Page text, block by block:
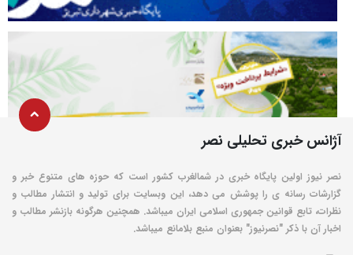
آژانس خبری تحلیلی نصر
نصر نیوز اولین پایگاه خبری در شمالغرب کشور است که حوزه های متنوع خبر و
گزارشات رسانه ی را پوشش می دهد، این وبسایت برای تولید و انتشار مطالب و
نظرات، تابع قوانین جمهوری اسلامی ایران میباشد. همچنین هرگونه بازنشر مطالب و
اخبار آن با ذکر "نصرنیوز" بعنوان منبع بلامانع میباشد.